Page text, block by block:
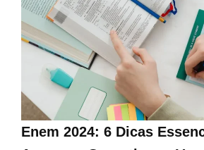
Enem 2024: 6 Dicas